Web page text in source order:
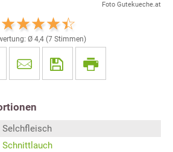
Foto Gutekueche.at
Ø 4,4 (7 Stimmen)
Selchfleisch
Schnittlauch